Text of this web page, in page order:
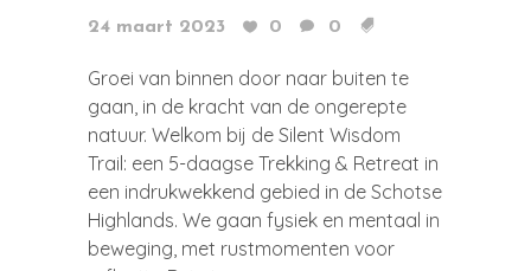
24 maart 2023 0 0
Groei van binnen door naar buiten te
gaan, in de kracht van de ongerepte
natuur. Welkom bij de Silent Wisdom
Trail: een 5-daagse Trekking & Retreat in
een indrukwekkend gebied in de Schotse
Highlands. We gaan fysiek en mentaal in
beweging, met rustmomenten voor